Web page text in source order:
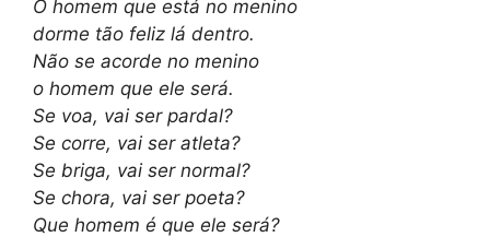
O homem que está no menino
dorme tão feliz lá dentro.
Não se acorde no menino
o homem que ele será.
Se voa, vai ser pardal?
Se corre, vai ser atleta?
Se briga, vai ser normal?
Se chora, vai ser poeta?
Que homem é que ele será?